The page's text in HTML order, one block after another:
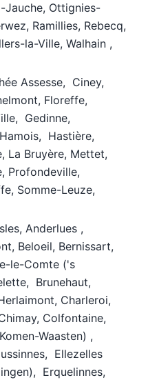
Jauche, Ottignies-
Ramillies, Rebecq,
la-Ville, Walhain ,
Assesse, Ciney,
Floreffe,
Gedinne,
Hastière,
La Bruyère, Mettet,
Profondeville,
Somme-Leuze,
Anderlues ,
Beloeil, Bernissart,
le-Comte ('s
Brunehaut,
Charleroi,
Colfontaine,
Waasten) ,
Ellezelles
Erquelinnes,